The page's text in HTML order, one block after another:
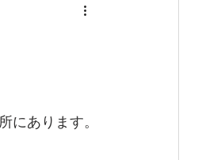
にあります。